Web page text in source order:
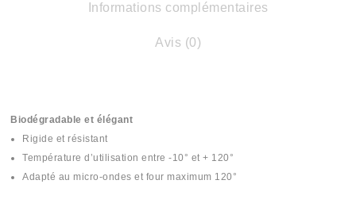
Informations complémentaires
Avis (0)
Biodégradable et élégant
Rigide et résistant
Température d’utilisation entre -10° et + 120°
Adapté au micro-ondes et four maximum 120°